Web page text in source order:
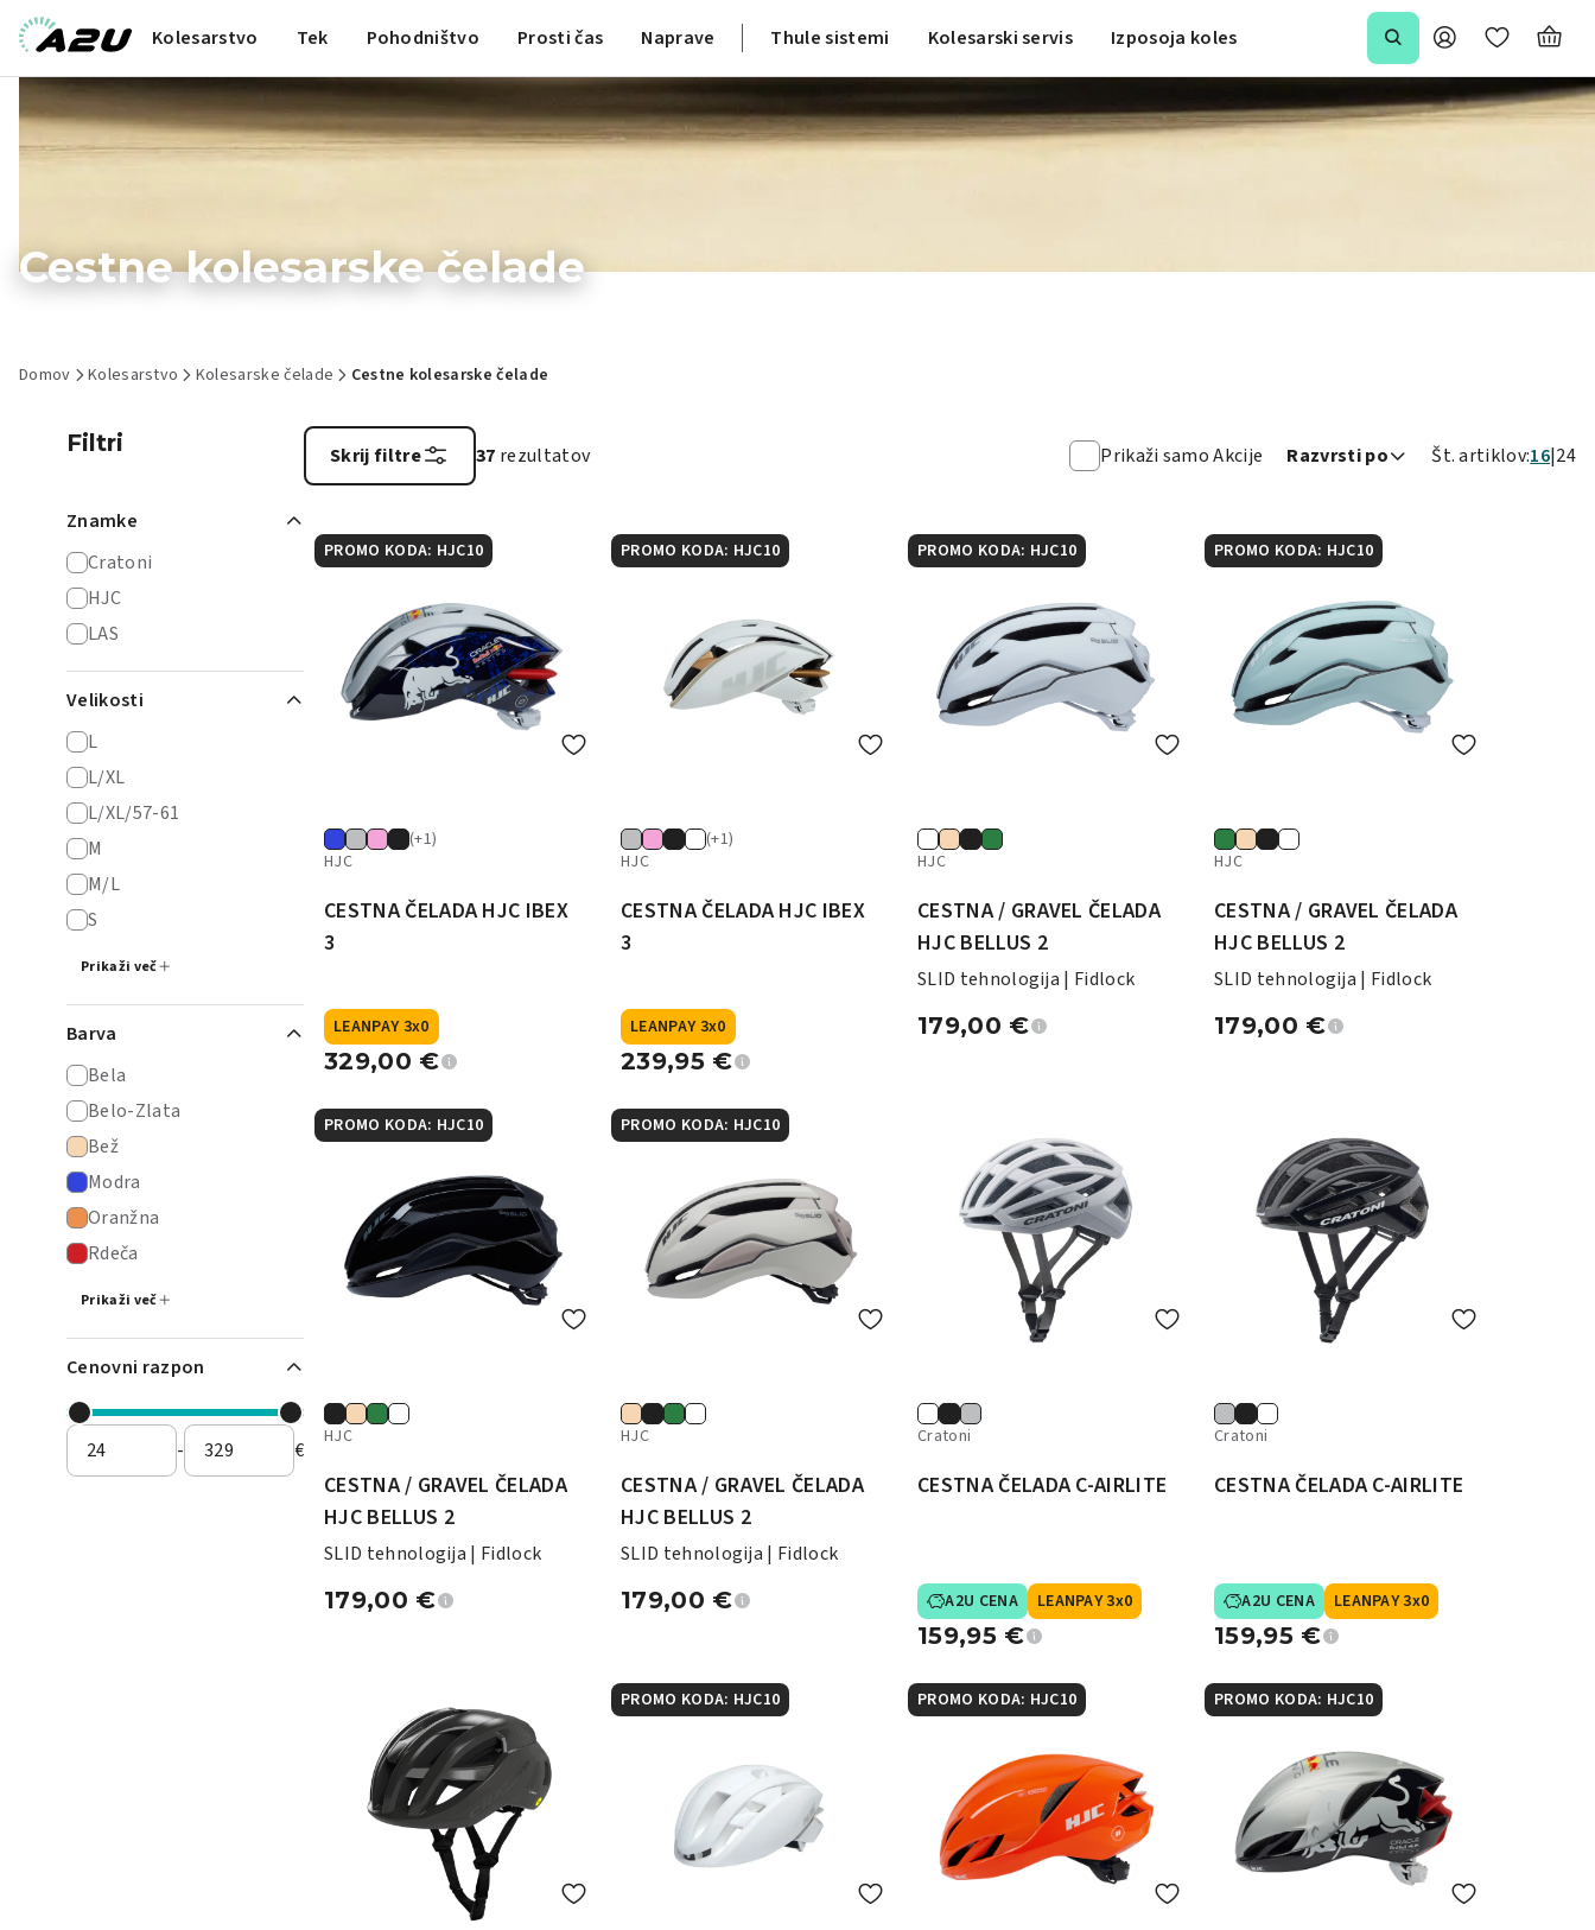
Kolesarstvo Tek Pohodništvo Prosti čas Naprave Thule sistemi Kolesarski servis Izposoja koles
Cestne kolesarske čelade
Domov Kolesarstvo Kolesarske čelade Cestne kolesarske čelade
Filtri
Znamke
Cratoni
HJC
LAS
Velikosti
L
L/XL
L/XL/57-61
M
M/L
S
Prikaži več
Barva
Bela
Belo-Zlata
Bež
Modra
Oranžna
Rdeča
Prikaži več
Cenovni razpon
- €
Skrij filtre 37 rezultatov Prikaži samo Akcije Razvrsti po Št. artiklov:16 24
PROMO KODA: HJC10
(+1)
HJC
CESTNA ČELADA HJC IBEX
3
LEANPAY 3x0
329,00 €
PROMO KODA: HJC10
(+1)
HJC
CESTNA ČELADA HJC IBEX
3
LEANPAY 3x0
239,95 €
PROMO KODA: HJC10
HJC
CESTNA / GRAVEL ČELADA
HJC BELLUS 2
SLID tehnologija | Fidlock
179,00 €
PROMO KODA: HJC10
HJC
CESTNA / GRAVEL ČELADA
HJC BELLUS 2
SLID tehnologija | Fidlock
179,00 €
PROMO KODA: HJC10
HJC
CESTNA / GRAVEL ČELADA
HJC BELLUS 2
SLID tehnologija | Fidlock
179,00 €
PROMO KODA: HJC10
HJC
CESTNA / GRAVEL ČELADA
HJC BELLUS 2
SLID tehnologija | Fidlock
179,00 €
Cratoni
CESTNA ČELADA C-AIRLITE
A2U CENA LEANPAY 3x0
159,95 €
Cratoni
CESTNA ČELADA C-AIRLITE
A2U CENA LEANPAY 3x0
159,95 €
PROMO KODA: HJC10 PROMO KODA: HJC10 PROMO KODA: HJC10